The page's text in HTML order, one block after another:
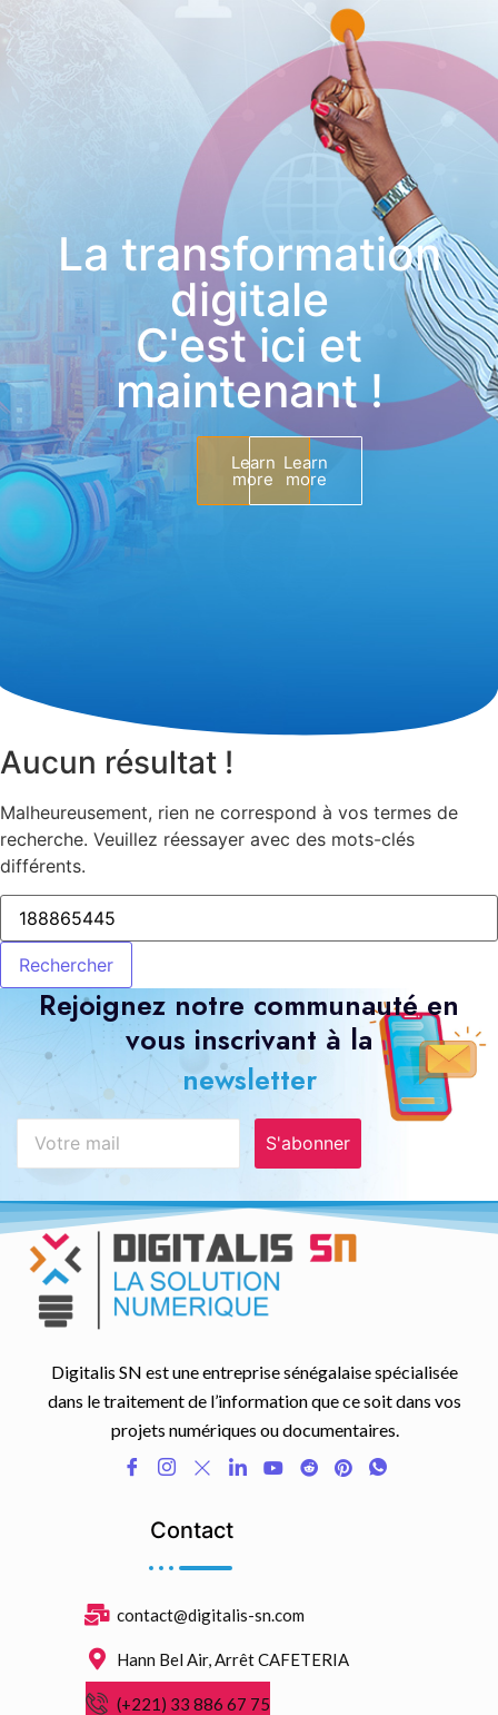
La transformation
digitale
C'est ici et
maintenant !
Learn
more
Learn
more
Aucun résultat !
Malheureusement, rien ne correspond à vos termes de
recherche. Veuillez réessayer avec des mots-clés
différents.
Rejoignez notre communauté en
vous inscrivant à la
newsletter
S'abonner
Digitalis SN est une entreprise sénégalaise spécialisée
dans le traitement de l’information que ce soit dans vos
projets numériques ou documentaires.
Contact
contact@digitalis-sn.com
Hann Bel Air, Arrêt CAFETERIA
(+221) 33 886 67 75